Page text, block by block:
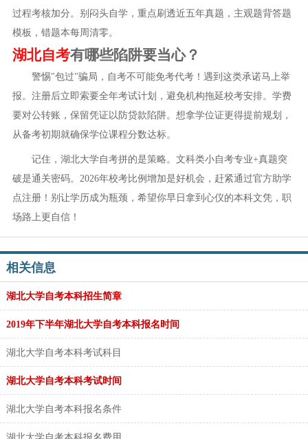
过程考核加分。别闷头自学，重点刷透近五年真题，主观题背答题
模板，错题本每周清零。
湖北自考有哪些陷阱要当心？
警惕"包过"骗局，自考不可能免考代考！遇到这类承诺马上举
报。注册后立即索要全年考试计划，避免机构拖延校考安排。学费
要对公转账，保留凭证以防贷款陷阱。想拿学位证更得提前规划，
从备考初期就确保学位课程分数达标。
记住，湖北大学自考拼的是策略。文科类小自考专业+真题突
破是通关密码。2026年校考比例增加是好机会，赶紧通过官方助学
点注册！别让学历成为瓶颈，希望你早日拿到心仪的本科文凭，职
场路上更自信！
相关信息
湖北大学自考本科招生简章
2019年下半年湖北大学自考本科报名时间
湖北大学自考本科考试科目
湖北大学自考本科考试时间
湖北大学自考本科报名条件